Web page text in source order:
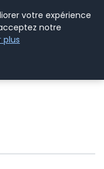
votre expérience
notre
plus